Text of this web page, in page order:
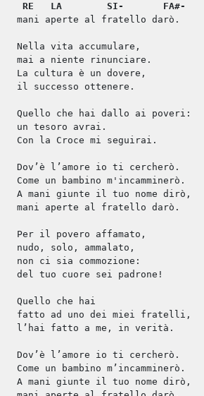
RE
LA SI-
FA#-
mani aperte al fratello darò.
Nella vita accumulare,
mai a niente rinunciare.
La cultura è un dovere,
il successo ottenere.
Quello che hai dallo ai poveri:
un tesoro avrai.
Con la Croce mi seguirai.
Dov’è l’amore io ti cercherò.
Come un bambino m'incamminerò.
A mani giunte il tuo nome dirò,
mani aperte al fratello darò.
Per il povero affamato,
nudo, solo, ammalato,
non ci sia commozione:
del tuo cuore sei padrone!
Quello che hai
fatto ad uno dei miei fratelli,
l’hai fatto a me, in verità.
Dov’è l’amore io ti cercherò.
Come un bambino m’incamminerò.
A mani giunte il tuo nome dirò,